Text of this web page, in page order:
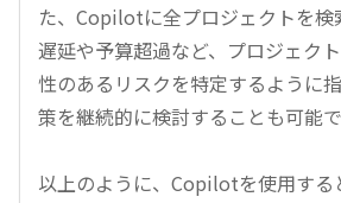
た、Copilotに全プロジェクトを検
遅延や予算超過など、プロジェク
性のあるリスクを特定するように
策を継続的に検討することも可能で
以上のように、Copilotを使用する